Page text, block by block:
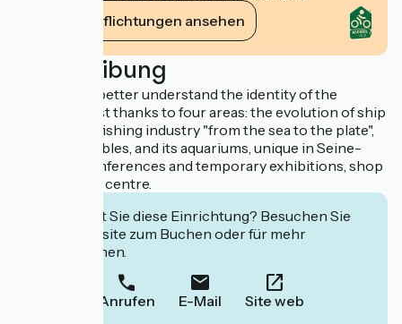
Ihre Verpflichtungen ansehen
Beschreibung
Visitors can better understand the identity of the
Channel coast thanks to four areas: the evolution of ship
building, the fishing industry "from the sea to the plate",
cliffs and pebbles, and its aquariums, unique in Seine-
Maritime. Conferences and temporary exhibitions, shop
and resource centre.
Interessiert Sie diese Einrichtung? Besuchen Sie
deren Website zum Buchen oder für mehr
Informationen.
Anrufen E-Mail Site web